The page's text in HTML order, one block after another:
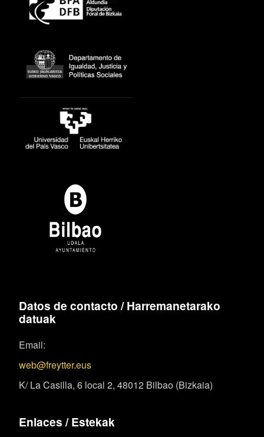
Datos de contacto / Harremanetarako
datuak
Email:
web@freytter.eus
K/ La Casilla, 6 local 2, 48012 Bilbao (Bizkaia)
Enlaces / Estekak